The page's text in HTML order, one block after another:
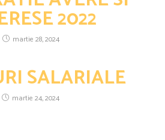
2022
martie 28, 2024
SALARIALE
martie 24, 2024